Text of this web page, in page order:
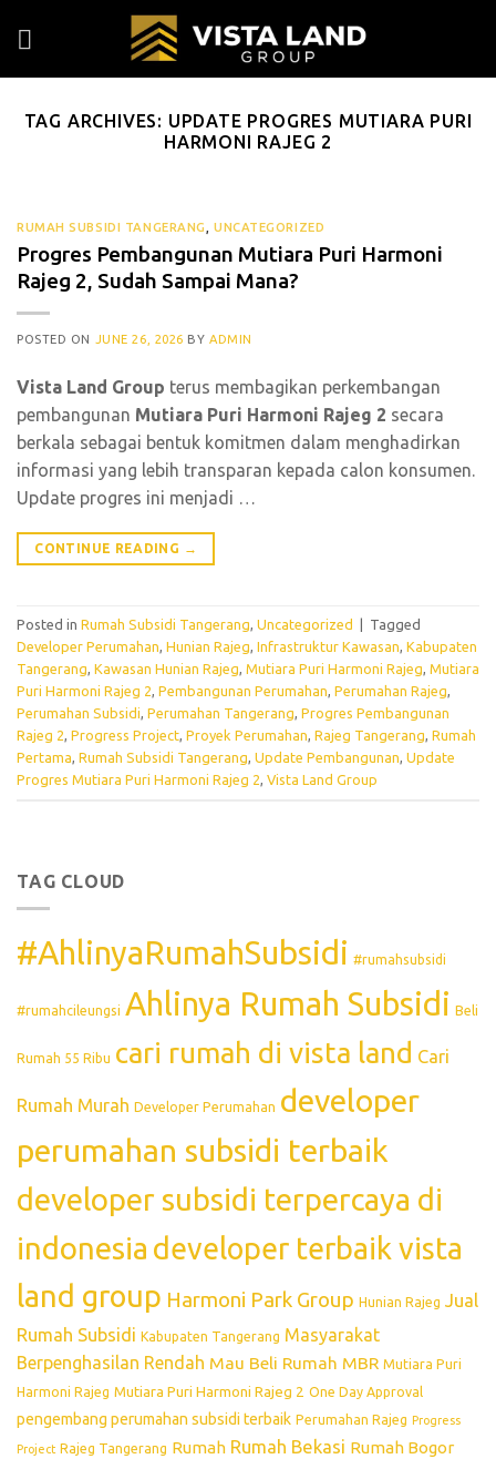
TAG ARCHIVES: UPDATE PROGRES MUTIARA PURI
HARMONI RAJEG 2
RUMAH SUBSIDI TANGERANG ,UNCATEGORIZED
Progres Pembangunan Mutiara Puri Harmoni
Rajeg 2, Sudah Sampai Mana?
POSTED ON JUNE 26, 2026 BYADMIN
Vista Land Group terus membagikan perkembangan
pembangunan Mutiara Puri Harmoni Rajeg 2 secara
berkala sebagai bentuk komitmen dalam menghadirkan
informasi yang lebih transparan kepada calon konsumen.
Update progres ini menjadi …
CONTINUE READING →
Posted in Rumah Subsidi Tangerang, Uncategorized
Tagged
Developer Perumahan, Hunian Rajeg, Infrastruktur Kawasan, Kabupaten
Tangerang, Kawasan Hunian Rajeg, Mutiara Puri Harmoni Rajeg, Mutiara
Puri Harmoni Rajeg 2, Pembangunan Perumahan, Perumahan Rajeg,
Perumahan Subsidi, Perumahan Tangerang, Progres Pembangunan
Rajeg 2, Progress Project, Proyek Perumahan, Rajeg Tangerang, Rumah
Pertama, Rumah Subsidi Tangerang, Update Pembangunan, Update
Progres Mutiara Puri Harmoni Rajeg 2, Vista Land Group
TAG CLOUD
#AhlinyaRumahSubsidi #rumahsubsidi
#rumahcileungsi Ahlinya Rumah Subsidi Beli
Rumah 55 Ribu cari rumah di vista land Cari
Rumah Murah Developer Perumahan developer
perumahan subsidi terbaik
developer subsidi terpercaya di
indonesia developer terbaik vista
land group Harmoni Park Group Hunian Rajeg Jual
Rumah Subsidi Kabupaten Tangerang Masyarakat
Berpenghasilan Rendah Mau Beli Rumah MBR Mutiara Puri
Harmoni Rajeg Mutiara Puri Harmoni Rajeg 2 One Day Approval
pengembang perumahan subsidi terbaik Perumahan Rajeg Progress
Project Rajeg Tangerang Rumah Rumah Bekasi Rumah Bogor